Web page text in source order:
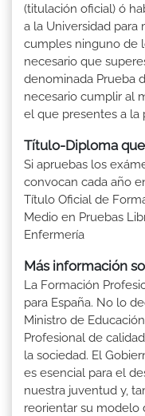
(titulación oficial) ó
a la Universidad para
cumples ninguno de
necesario que
denominada Prueba
necesario cumplir al
el que presentes a la
Título-Diploma
Si apruebas los
convocan cada año
Título Oficial de
Medio en Pruebas
Enfermería
Más información
La Formación
para España. No lo
Ministro de
Profesional de
la sociedad. El
es esencial para el
nuestra juventud y,
reorientar su